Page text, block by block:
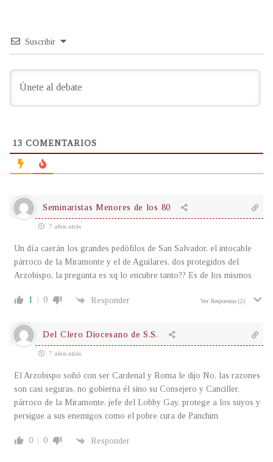
Suscribir
13 COMENTARIOS
Seminaristas Menores de los 80
7 años atrás
Un día caerán los grandes pedófilos de San Salvador, el intocable
párroco de la Miramonte y el de Aguilares, dos protegidos del
Arzobispo, la pregunta es xq lo encubre tanto?? Es de los mismos
1 0 Responder Ver Respuestas (2)
Del Clero Diocesano de S.S.
7 años atrás
El Arzobispo soñó con ser Cardenal y Roma le dijo No, las razones
son casi seguras, no gobierna él sino su Consejero y Canciller,
párroco de la Miramonte, jefe del Lobby Gay, protege a los suyos y
persigue a sus enemigos como el pobre cura de Panchim
0 0 Responder